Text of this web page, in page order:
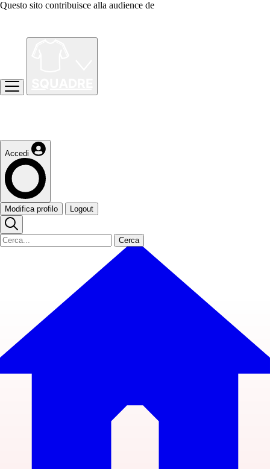
Questo sito contribuisce alla audience de
Accedi
Modifica profilo Logout
Cerca